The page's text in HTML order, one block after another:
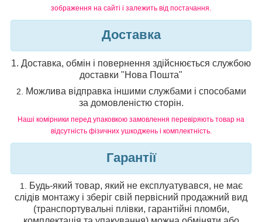
зображення на сайті і залежить від постачання.
Доставка
1. Доставка, обмін і повернення здійснюється службою
доставки "Нова Пошта"
2. Можлива відправка іншими службами і способами
за домовленістю сторін.
Наші комірники перед упаковкою замовлення перевіряють товар на
відсутність фізичних ушкоджень і комплектність.
Гарантії
1. Будь-який товар, який не експлуатувався, не має
слідів монтажу і зберіг свій первісний продажний вид
(транспортувальні плівки, гарантійні пломби,